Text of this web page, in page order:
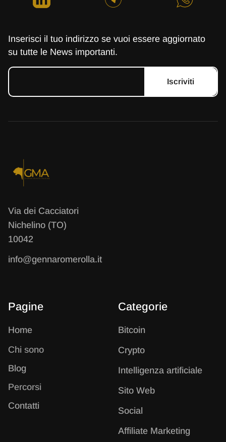
Inserisci il tuo indirizzo se vuoi essere aggiornato
su tutte le News importanti.
Iscriviti
Via dei Cacciatori
Nichelino (TO)
10042
info@gennaromerolla.it
Pagine
Home
Chi sono
Blog
Percorsi
Contatti
Categorie
Bitcoin
Crypto
Intelligenza artificiale
Sito Web
Social
Affiliate Marketing